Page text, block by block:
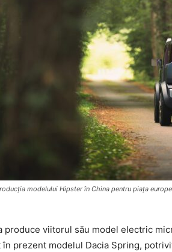
modelului Hipster în China pentru piața
produce viitorul său model electric
în prezent modelul Dacia Spring,